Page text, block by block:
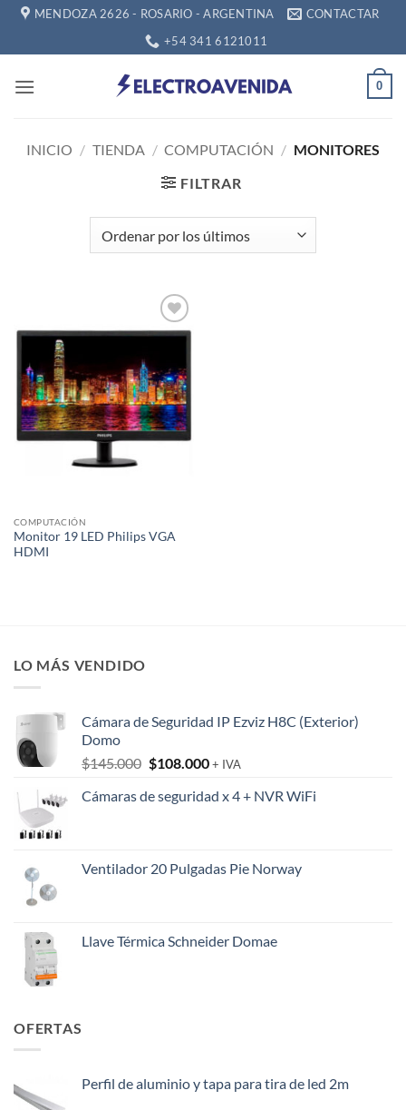
Saltar
contenido
MENDOZA 2626 - ROSARIO - ARGENTINA
CONTACTAR
+54 341 6121011
0
INICIO / TIENDA / COMPUTACIÓN / MONITORES
FILTRAR
Añadir
deseos
COMPUTACIÓN
Monitor 19 LED Philips VGA
HDMI
LO MÁS VENDIDO
Cámara de Seguridad IP Ezviz H8C (Exterior)
Domo
$145.000 El
original
$108.000El
actual
+ IVA
Cámaras de seguridad x 4 + NVR WiFi
Ventilador 20 Pulgadas Pie Norway
Llave Térmica Schneider Domae
OFERTAS
Perfil de aluminio y tapa para tira de led 2m